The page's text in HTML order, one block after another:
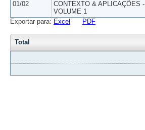
01/02
CONTEXTO & APLICAÇÕES -
VOLUME 1
Exportar para: Excel PDF
Total